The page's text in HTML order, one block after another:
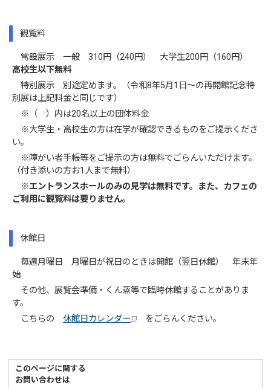
観覧料
常設展示 一般 310円（240円） 大学生200円（160円）
高校生以下無料
特別展示 別途定めます。（令和8年5月1日～の再開館記念特
別展は上記料金と同じです）
※（ ）内は20名以上の団体料金
※大学生・高校生の方は在学が確認できるものをご提示くださ
い。
※障がい者手帳等をご提示の方は無料でごらんいただけます。
（付き添いの方お1人まで無料）
※エントランスホールのみの見学は無料です。また、カフェの
ご利用に観覧料は要りません。
休館日
毎週月曜日 月曜日が祝日のときは開館（翌日休館） 年末年
始
その他、展覧会準備・くん蒸等で臨時休館することがありま
す。
こちらの休館日カレンダー をごらんください。
このページに関する
お問い合わせは